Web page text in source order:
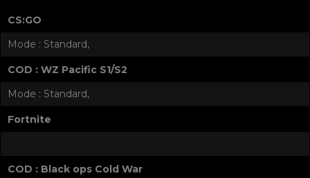
CS:GO
Mode : Standard,
COD : WZ Pacific S1/S2
Mode : Standard,
Fortnite
COD : Black ops Cold War